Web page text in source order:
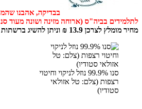
בבדיקה, אהבנו
לתלמידים בביה"ס (ארוחה מזינה ושונה מעוד
מחיר מומלץ לצרכן 13.9 ₪ וניתן להשיג ברשתות השיווק ברחבי הארץ.
סנו 99.9% נוזל לניקוי וחיטוי
רצפות (צלם: טל אזולאי
סטודיו)